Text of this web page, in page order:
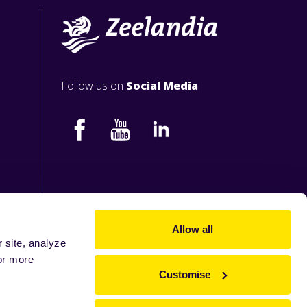
site, analyze
more
Allow all
Customise
Follow us on Social Media